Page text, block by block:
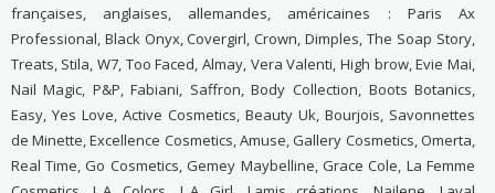
françaises, anglaises, allemandes, américaines : Paris Ax
Professional, Black Onyx, Covergirl, Crown, Dimples, The Soap Story,
Treats, Stila, W7, Too Faced, Almay, Vera Valenti, High brow, Evie Mai,
Nail Magic, P&P, Fabiani, Saffron, Body Collection, Boots Botanics,
Easy, Yes Love, Active Cosmetics, Beauty Uk, Bourjois, Savonnettes
de Minette, Excellence Cosmetics, Amuse, Gallery Cosmetics, Omerta,
Real Time, Go Cosmetics, Gemey Maybelline, Grace Cole, La Femme